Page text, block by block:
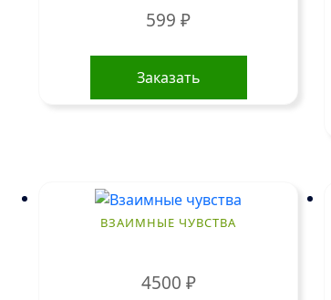
599₽
Заказать
ВЗАИМНЫЕ ЧУВСТВА
4500 ₽